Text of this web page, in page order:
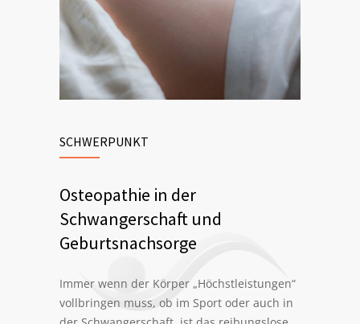
SCHWERPUNKT
Osteopathie in der
Schwangerschaft und
Geburtsnachsorge
Immer wenn der Körper „Höchstleistungen“
vollbringen muss, ob im Sport oder auch in